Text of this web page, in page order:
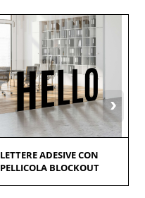
›
LETTERE ADESIVE CON
PELLICOLA BLOCKOUT